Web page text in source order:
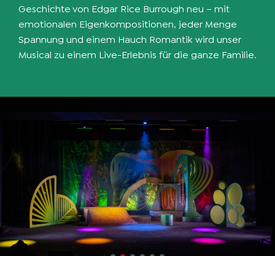
Geschichte von Edgar Rice Burrough neu – mit
emotionalen Eigenkompositionen, jeder Menge
Spannung und einem Hauch Romantik wird unser
Musical zu einem Live-Erlebnis für die ganze Familie.